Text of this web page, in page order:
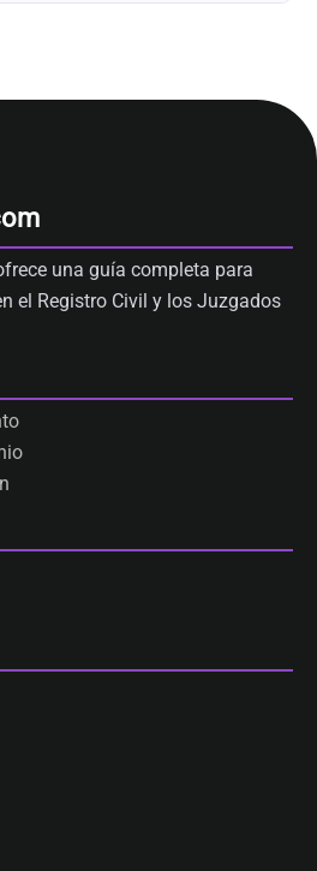
una guía completa para
el Registro Civil y los Juzgados